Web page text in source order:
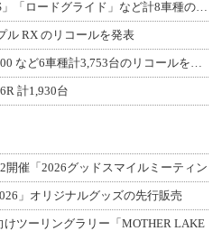
ル RX のリコールを発表
計1,930台
開催「2026グッドスマイルミーティン
」オリジナルグッズの先行販売
ツーリングラリー「MOTHER LAKE